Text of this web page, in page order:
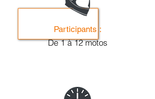
Participants :
De 1 à 12 motos